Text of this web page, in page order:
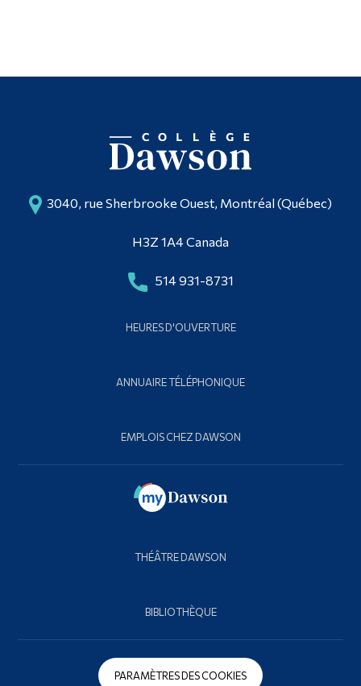
3040, rue Sherbrooke Ouest, Montréal (Québec)
H3Z 1A4 Canada
514 931-8731
HEURES D'OUVERTURE
ANNUAIRE TÉLÉPHONIQUE
EMPLOIS CHEZ DAWSON
THÉÂTRE DAWSON
BIBLIOTHÈQUE
PARAMÈTRES DES COOKIES